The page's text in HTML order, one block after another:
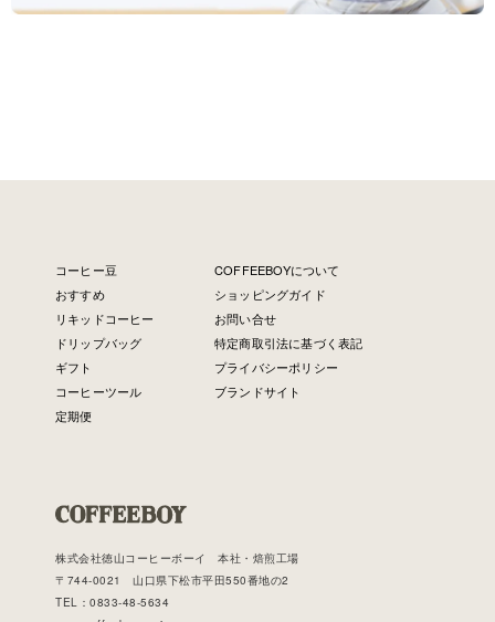
コーヒー豆
おすすめ
リキッドコーヒー
ドリップバッグ
ギフト
コーヒーツール
定期便
COFFEEBOYについて
ショッピングガイド
お問い合せ
特定商取引法に基づく表記
プライバシーポリシー
ブランドサイト
株式会社徳山コーヒーボーイ 本社・焙煎工場
〒744-0021 山口県下松市平田550番地の2
TEL：0833-48-5634